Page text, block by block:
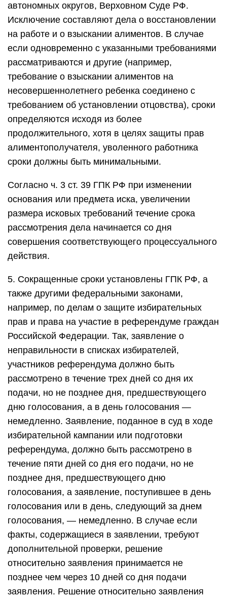
автономных округов, Верховном Суде РФ.
Исключение составляют дела о восстановлении
на работе и о взыскании алиментов. В случае
если одновременно с указанными требованиями
рассматриваются и другие (например,
требование о взыскании алиментов на
несовершеннолетнего ребенка соединено с
требованием об установлении отцовства), сроки
определяются исходя из более
продолжительного, хотя в целях защиты прав
алиментополучателя, уволенного работника
сроки должны быть минимальными.
Согласно ч. 3 ст. 39 ГПК РФ при изменении
основания или предмета иска, увеличении
размера исковых требований течение срока
рассмотрения дела начинается со дня
совершения соответствующего процессуального
действия.
5. Сокращенные сроки установлены ГПК РФ, а
также другими федеральными законами,
например, по делам о защите избирательных
прав и права на участие в референдуме граждан
Российской Федерации. Так, заявление о
неправильности в списках избирателей,
участников референдума должно быть
рассмотрено в течение трех дней со дня их
подачи, но не позднее дня, предшествующего
дню голосования, а в день голосования —
немедленно. Заявление, поданное в суд в ходе
избирательной кампании или подготовки
референдума, должно быть рассмотрено в
течение пяти дней со дня его подачи, но не
позднее дня, предшествующего дню
голосования, а заявление, поступившее в день
голосования или в день, следующий за днем
голосования, — немедленно. В случае если
факты, содержащиеся в заявлении, требуют
дополнительной проверки, решение
относительно заявления принимается не
позднее чем через 10 дней со дня подачи
заявления. Решение относительно заявления